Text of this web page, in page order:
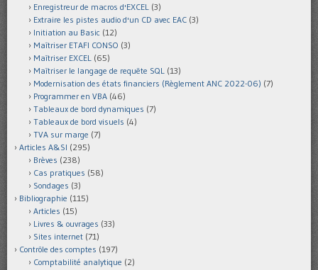
Enregistreur de macros d'EXCEL (3)
Extraire les pistes audio d'un CD avec EAC (3)
Initiation au Basic (12)
Maîtriser ETAFI CONSO (3)
Maîtriser EXCEL (65)
Maîtriser le langage de requête SQL (13)
Modernisation des états financiers (Règlement ANC 2022-06) (7)
Programmer en VBA (46)
Tableaux de bord dynamiques (7)
Tableaux de bord visuels (4)
TVA sur marge (7)
Articles A&SI (295)
Brèves (238)
Cas pratiques (58)
Sondages (3)
Bibliographie (115)
Articles (15)
Livres & ouvrages (33)
Sites internet (71)
Contrôle des comptes (197)
Comptabilité analytique (2)